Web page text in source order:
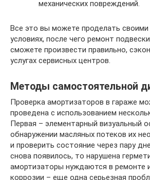
механических повреждений.
Все это вы можете проделать своими
условиях, после чего ремонт
сможете произвести правильно,
услугах сервисных центров.
Методы самостоятельной
Проверка амортизаторов в гараже
проведена с использованием
Первая – элементарный визуальный
обнаружении масляных потеков их
и проверить состояние через пару
снова появилось, то нарушена
амортизаторы нуждаются в ремонте
коррозии – еще одна серьезная